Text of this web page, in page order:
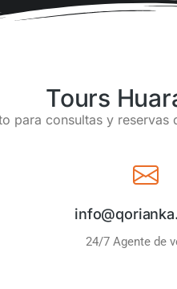
Tours
para consultas y reservas
24/7 Agente de